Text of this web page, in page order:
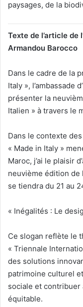
paysages, de la
Texte de l’article de
Armandou Barocco
Dans le cadre de la
Italy », l’ambassade
présenter la
Italien » à travers le
Dans le contexte
« Made in Italy »
Maroc, j’ai le plaisir
neuvième édition de
se tiendra du 21 au
« Inégalités : Le
Ce slogan reflète le
« Triennale
des solutions
patrimoine culturel
sociale et contribuer
équitable.